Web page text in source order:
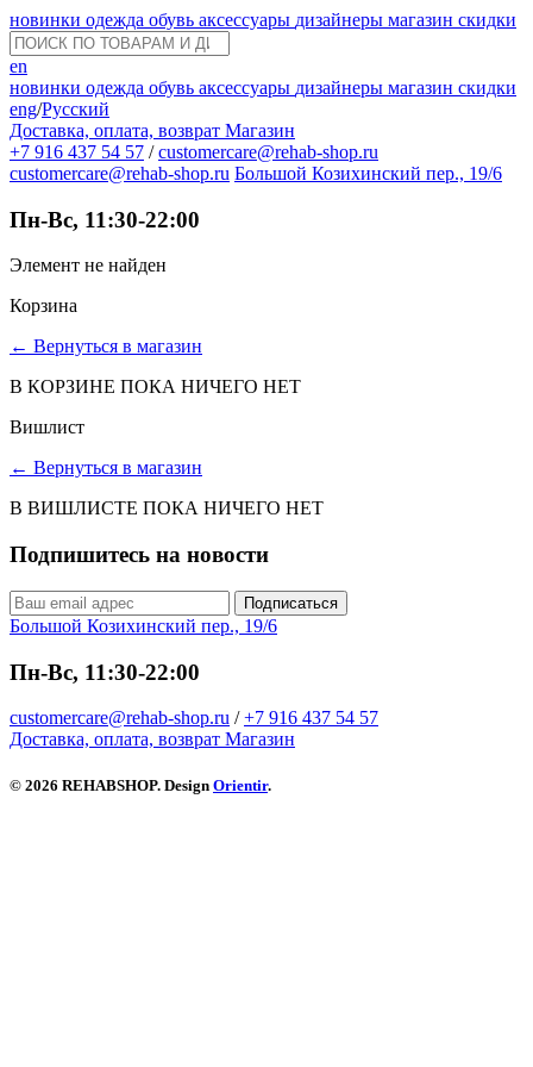
новинки одежда обувь аксессуары дизайнеры магазин скидки
en
новинки одежда обувь аксессуары дизайнеры магазин скидки
eng/Русский
Доставка, оплата, возврат Магазин
+7 916 437 54 57 / customercare@rehab-shop.ru
customercare@rehab-shop.ru Большой Козихинский пер., 19/6
Пн-Вс, 11:30-22:00
Элемент не найден
Корзина
← Вернуться в магазин
В КОРЗИНЕ ПОКА НИЧЕГО НЕТ
Вишлист
← Вернуться в магазин
В ВИШЛИСТЕ ПОКА НИЧЕГО НЕТ
Подпишитесь на новости
Подписаться
Большой Козихинский пер., 19/6
Пн-Вс, 11:30-22:00
customercare@rehab-shop.ru / +7 916 437 54 57
Доставка, оплата, возврат Магазин
© 2026 REHABSHOP. Design Orientir.